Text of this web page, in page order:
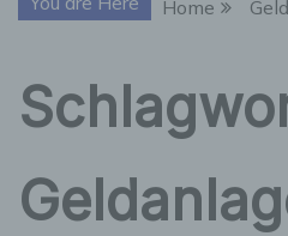
Home